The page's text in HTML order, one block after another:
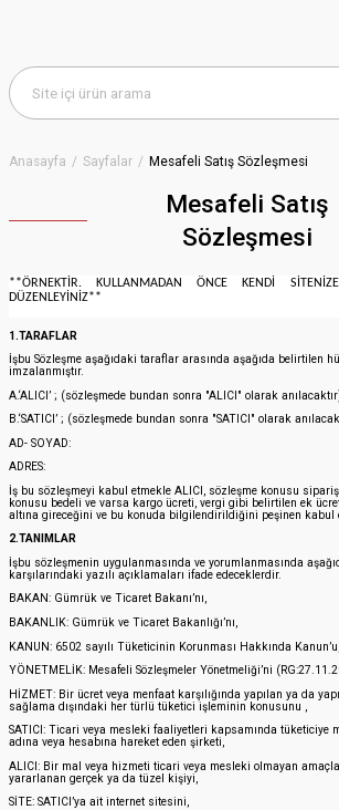
Anasayfa Sayfalar Mesafeli Satış Sözleşmesi
Mesafeli Satış
Sözleşmesi
**ÖRNEKTİR. KULLANMADAN ÖNCE KENDİ
DÜZENLEYİNİZ**
1.TARAFLAR
İşbu Sözleşme aşağıdaki taraflar arasında aşağıda belirtilen
imzalanmıştır.
A.‘ALICI’ ; (sözleşmede bundan sonra "ALICI" olarak
B.‘SATICI’ ; (sözleşmede bundan sonra "SATICI" olarak
AD- SOYAD:
ADRES:
İş bu sözleşmeyi kabul etmekle ALICI, sözleşme konusu
konusu bedeli ve varsa kargo ücreti, vergi gibi belirtilen ek
altına gireceğini ve bu konuda bilgilendirildiğini peşinen kabul
2.TANIMLAR
İşbu sözleşmenin uygulanmasında ve yorumlanmasında
karşılarındaki yazılı açıklamaları ifade edeceklerdir.
BAKAN: Gümrük ve Ticaret Bakanı’nı,
BAKANLIK: Gümrük ve Ticaret Bakanlığı’nı,
KANUN: 6502 sayılı Tüketicinin Korunması Hakkında Kanun’u,
YÖNETMELİK: Mesafeli Sözleşmeler Yönetmeliği’ni
HİZMET: Bir ücret veya menfaat karşılığında yapılan ya da
sağlama dışındaki her türlü tüketici işleminin konusunu ,
SATICI: Ticari veya mesleki faaliyetleri kapsamında tüketiciye
adına veya hesabına hareket eden şirketi,
ALICI: Bir mal veya hizmeti ticari veya mesleki olmayan
yararlanan gerçek ya da tüzel kişiyi,
SİTE: SATICI’ya ait internet sitesini,